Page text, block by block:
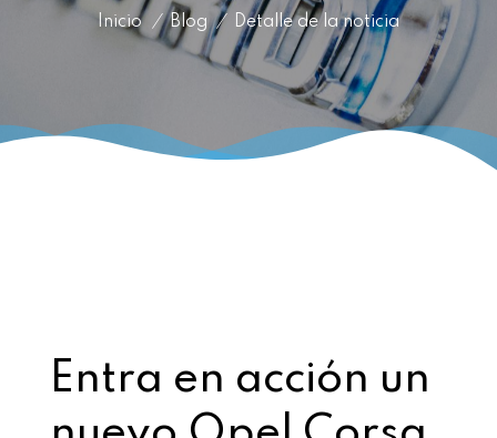
Inicio / Blog / Detalle de la noticia
Entra en acción un